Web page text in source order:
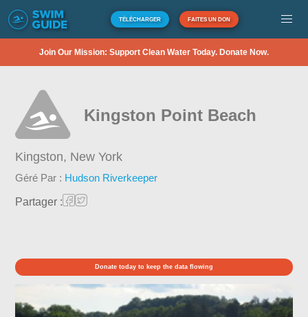
TÉLÉCHARGER FAITES UN DON
Join Our Mission: Support Clean Water Today. Donate Now.
Kingston Point Beach
Kingston, New York
Géré Par : Hudson Riverkeeper
Partager :
Donate today to keep the data flowing